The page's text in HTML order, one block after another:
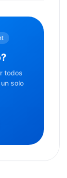
todos
solo